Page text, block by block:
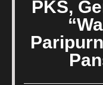
PKS,